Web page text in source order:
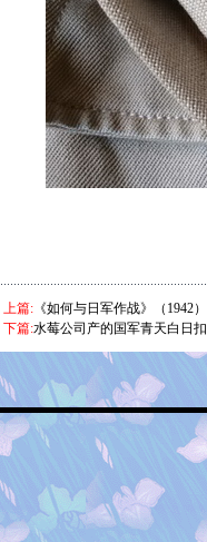
上篇: 《如何与日军作战》（1942）
下篇:水莓公司产的国军青天白日扣